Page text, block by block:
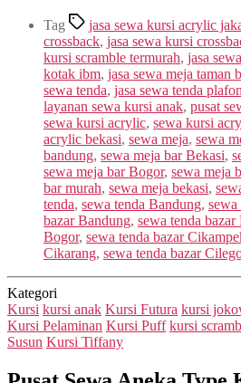
Tag jasa sewa kursi acrylic
crossback, jasa sewa kursi
kursi scramble termurah, jasa
kotak ibm, jasa sewa meja taman
sewa tenda, jasa sewa tenda plafon
layanan sewa kursi anak, pusat
sewa kursi acrylic, sewa kursi
acrylic bekasi, sewa meja, sewa
bandung, sewa meja bar Bekasi,
sewa meja bar Bogor, sewa meja
bar murah, sewa meja bekasi,
tenda, sewa tenda Bandung, sewa
bazar Bandung, sewa tenda bazar
Bogor, sewa tenda bazar
Cikarang, sewa tenda bazar
Kategori
Kursi kursi anak Kursi Futura kursi
Kursi Pelaminan Kursi Puff kursi
Susun Kursi Tiffany